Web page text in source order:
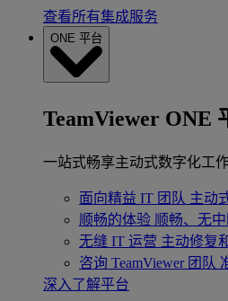
查看所有集成服务
ONE 平台
TeamViewer ONE
一站式畅享主动式数字化工
面向精益 IT 团队 主动
顺畅的体验 顺畅、无
无缝 IT 运营 主动修复
咨询 TeamViewer 团队
深入了解平台